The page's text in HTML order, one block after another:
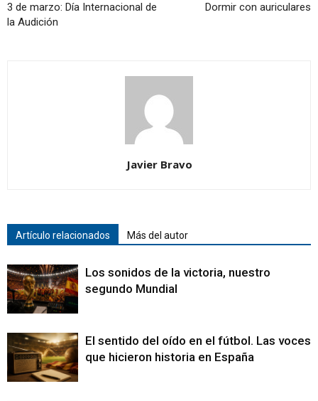
3 de marzo: Día Internacional de
la Audición
Dormir con auriculares
Javier Bravo
Artículo relacionados Más del autor
Los sonidos de la victoria, nuestro
segundo Mundial
El sentido del oído en el fútbol. Las voces
que hicieron historia en España